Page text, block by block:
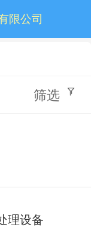
限公司
筛选
理设备